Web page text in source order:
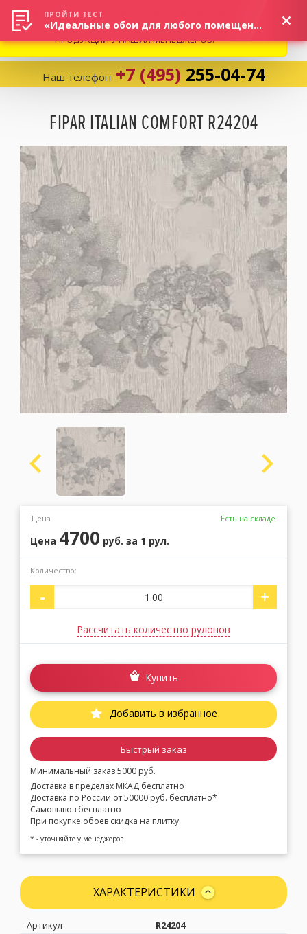
Корзина:0
Избранное: 0 товаров
Каталог
Компания
Личный кабинет
Москва (сменить город)
Заказать обратный звонок
Наш телефон: +7 (495) 255-04-74
FIPAR ITALIAN COMFORT R24204
Цена Есть на складе
Цена 4700 руб. за 1 рул.
Количество:
- +
Рассчитать количество рулонов
Купить
Добавить в избранное
Быстрый заказ
Минимальный заказ 5000 руб.
Доставка в пределах МКАД бесплатно
Доставка по России от 50000 руб. бесплатно*
Самовывоз бесплатно
При покупке обоев скидка на плитку
* - уточняйте у менеджеров
ХАРАКТЕРИСТИКИ
Артикул
R24204
ВНИМАНИЕ! В СВЯЗИ С СИТУАЦИЕЙ НА РЫНКЕ, ПРОСИМ
УТОЧНЯТЬ АКТУАЛЬНУЮ СТОИМОСТЬ И НАЛИЧИЕ
ПРОДУКЦИИ У НАШИХ МЕНЕДЖЕРОВ.
ПРОЙТИ ТЕСТ
«Идеальные обои для любого помещения!»